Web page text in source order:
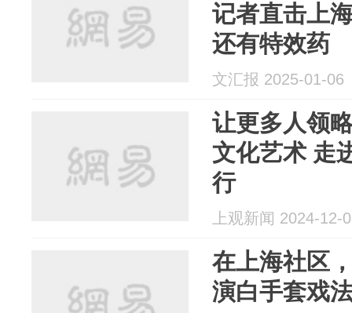
记者直击上
还有特效药
文汇报 2025-01-06
让更多人领
文化艺术 走
行
上观新闻 2024-12-
在上海社区
演白手套戏